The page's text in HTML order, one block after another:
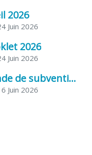
2026
Juin 2026
2026
Juin 2026
CERFA demande de subvention association
Juin 2026